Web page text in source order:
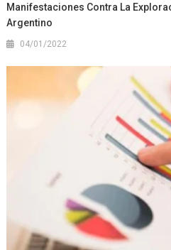
Manifestaciones Contra La
Argentino
04/01/2022